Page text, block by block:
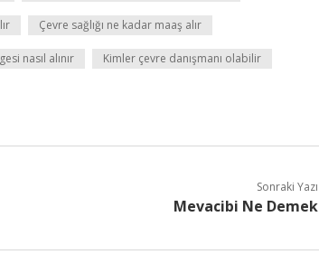
Çevre sağlığı ne kadar maaş alır
nasıl alınır Kimler çevre danışmanı olabilir
Sonraki Yazı
Mevacibi Ne Demek